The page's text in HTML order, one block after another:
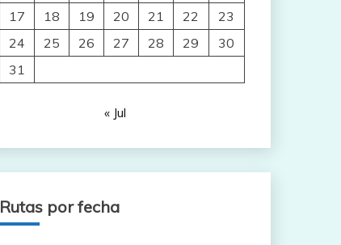
17
18 19 20 21 22
23
24
25 26 27 28 29
30
31
« Jul
Rutas por fecha